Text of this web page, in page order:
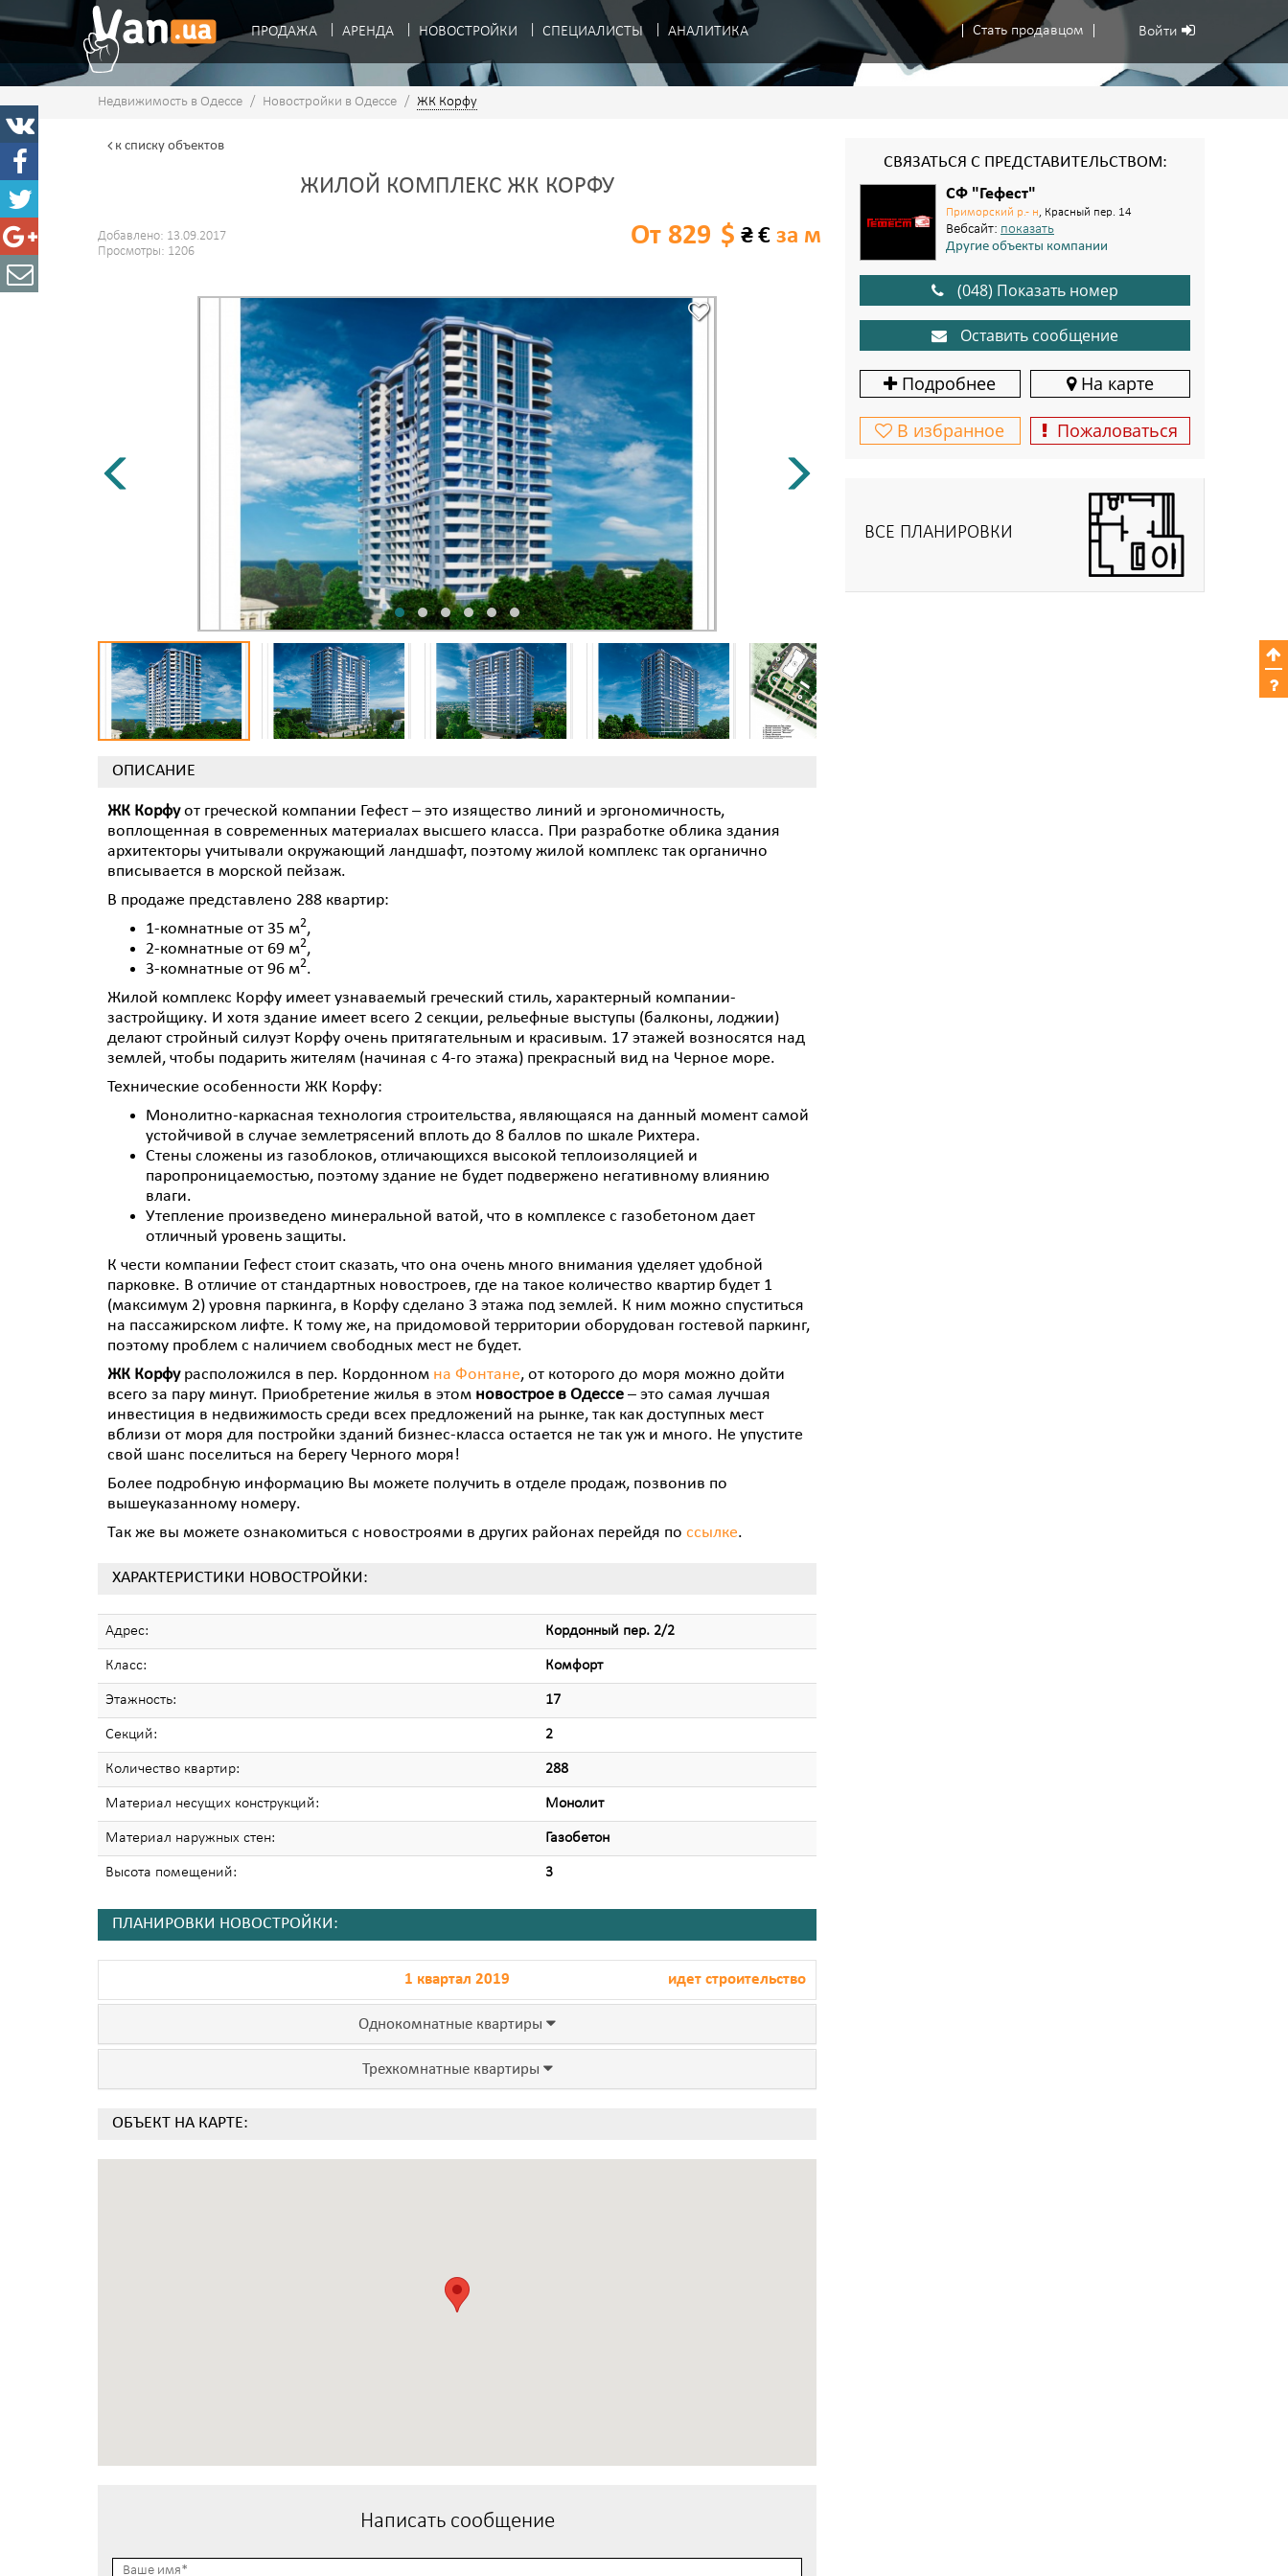
Стать продавцом Войти
ПРОДАЖА АРЕНДА НОВОСТРОЙКИ СПЕЦИАЛИСТЫ АНАЛИТИКА
Недвижимость в Одессе / Новостройки в Одессе / ЖК Корфу
к спискуобъектов
ЖИЛОЙ КОМПЛЕКС ЖК КОРФУ
Добавлено: 13.09.2017
Просмотры: 1206
$ ₴ € за м
От 829
ОПИСАНИЕ
ЖК Корфуот греческой компании Гефест – это изящество линий и эргономичность,
воплощенная в современных материалах высшего класса. При разработке облика здания
архитекторы учитывали окружающий ландшафт, поэтому жилой комплекс так органично
вписывается в морской пейзаж.
В продаже представлено 288 квартир:
1-комнатные от 35 м2,
2-комнатные от 69 м2,
3-комнатные от 96 м2.
Жилой комплекс Корфу имеет узнаваемый греческий стиль, характерный компании-
застройщику. И хотя здание имеет всего 2 секции, рельефные выступы (балконы, лоджии)
делают стройный силуэт Корфу очень притягательным и красивым. 17 этажей возносятся над
землей, чтобы подарить жителям (начиная с 4-го этажа) прекрасный вид на Черное море.
Технические особенности ЖК Корфу:
Монолитно-каркасная технология строительства, являющаяся на данный момент самой
устойчивой в случае землетрясений вплоть до 8 баллов по шкале Рихтера.
Стены сложены из газоблоков, отличающихся высокой теплоизоляцией и
паропроницаемостью, поэтому здание не будет подвержено негативному влиянию
влаги.
Утепление произведено минеральной ватой, что в комплексе с газобетоном дает
отличный уровень защиты.
К чести компании Гефест стоит сказать, что она очень много внимания уделяет удобной
парковке. В отличие от стандартных новостроев, где на такое количество квартир будет 1
(максимум 2) уровня паркинга, в Корфу сделано 3 этажа под землей. К ним можно спуститься
на пассажирском лифте. К тому же, на придомовой территории оборудован гостевой паркинг,
поэтому проблем с наличием свободных мест не будет.
ЖК Корфурасположился в пер. Кордонном на Фонтане, от которого до моря можно дойти
всего за пару минут. Приобретение жилья в этом новострое в Одессе – это самая лучшая
инвестиция в недвижимость среди всех предложений на рынке, так как доступных мест
вблизи от моря для постройки зданий бизнес-класса остается не так уж и много. Не упустите
свой шанс поселиться на берегу Черного моря!
Более подробную информацию Вы можете получить в отделе продаж, позвонив по
вышеуказанному номеру.
Так же вы можете ознакомиться с новостроями в других районах перейдя по ссылке.
ХАРАКТЕРИСТИКИ НОВОСТРОЙКИ:
Адрес: Кордонный пер. 2/2
Класс: Комфорт
Этажность: 17
Секций: 2
Количество квартир: 288
Материал несущих конструкций: Монолит
Материал наружных стен: Газобетон
Высота помещений: 3
ПЛАНИРОВКИ НОВОСТРОЙКИ:
1 квартал 2019 идет строительство
Однокомнатные квартиры
Трехкомнатные квартиры
ОБЪЕКТ НА КАРТЕ:
Написать сообщение
СВЯЗАТЬСЯ С ПРЕДСТАВИТЕЛЬСТВОМ:
СФ "Гефест"
Приморский р.- н, Красный пер. 14
Вебсайт: показать
Другие объекты компании
(048) Показать номер
Оставить сообщение
Подробнее На карте
В избранное Пожаловаться
ВСЕ ПЛАНИРОВКИ